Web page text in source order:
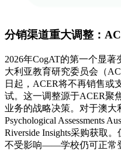
分销渠道重大调整：
2026年CogAT的第一个显
大利亚教育研究委员会（
日起，ACER将不再销售或
试。 这一调整源于ACER聚
业务的战略决策。对于澳大
Psychological Assessments
Riverside Insights采购获取。
不受影响——学校仍可正常